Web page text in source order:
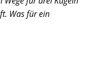
Was für ein